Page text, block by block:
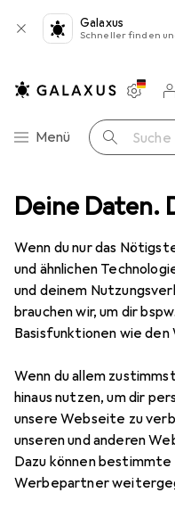
Deine Daten.
Wenn du nur das
und ähnlichen
und deinem
brauchen wir, um dir
Basisfunktionen wie den
Wenn du allem
hinaus nutzen, um dir
unsere Webseite zu
unseren und anderen
Dazu können
Werbepartner
Galaxus
Schneller finden
Navigation nach Kategorien
Menü Suche
Grill Holzkohlegrill
EUR
21,90
BBQ
33 cm
Zubehör für
Barbecue Grill
Hier findest du